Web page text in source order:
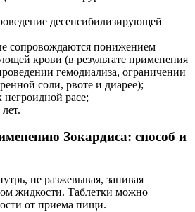
десенсибилизирующей
сопровождаются понижением
крови (в результате применения
гемодиализа, ограничении
соли, рвоте и диарее);
расе;
Зокардиса: способ и
не разжевывая, запивая
жидкости. Таблетки можно
от приема пищи.